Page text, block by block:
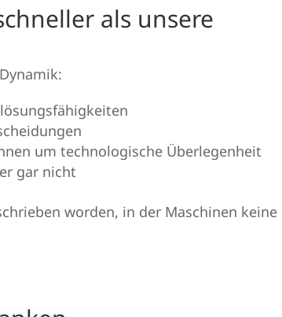
als unsere
um technologische Überlegenheit
gar nicht
worden, in der Maschinen keine